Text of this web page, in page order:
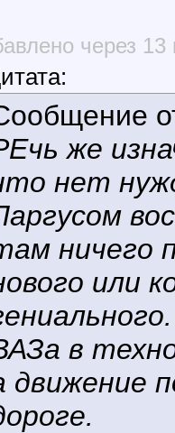
через 13
же
нет
ничего
или
в
движение